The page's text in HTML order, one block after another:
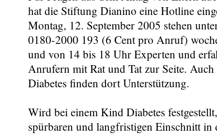
hat die Stiftung Dianino eine Hotline
Montag, 12. September 2005 stehen
0180-2000 193 (6 Cent pro Anruf)
und von 14 bis 18 Uhr Experten und
Anrufern mit Rat und Tat zur Seite.
Diabetes finden dort Unterstützung.
Wird bei einem Kind Diabetes
spürbaren und langfristigen Einschnitt in